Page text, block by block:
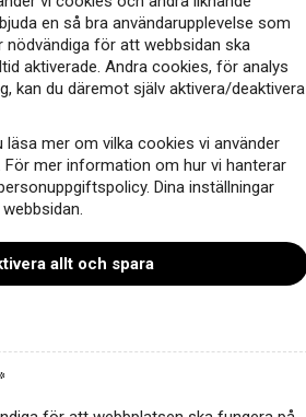
en så bra användarupplevelse som
för att webbsidan ska
aktiverade. Andra cookies, för analys
kan du däremot själv aktivera/deaktivera
läsa mer om vilka cookies vi använder
För mer information om hur vi hanterar
Dina inställningar
allt och spara